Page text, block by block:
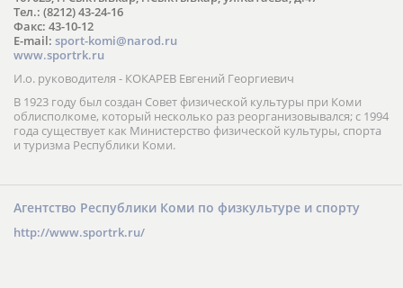
Тел.: (8212) 43-24-16
Факс: 43-10-12
E-mail: sport-komi@narod.ru
www.sportrk.ru
И.о. руководителя - КОКАРЕВ Евгений Георгиевич
В 1923 году был создан Совет физической культуры при Коми
облисполкоме, который несколько раз реорганизовывался; с 1994
года существует как Министерство физической культуры, спорта
и туризма Республики Коми.
Агентство Республики Коми по физкультуре и спорту
http://www.sportrk.ru/